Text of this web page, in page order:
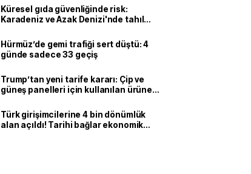
Küresel gıda güvenliğinde risk:
Karadeniz ve Azak Denizi'nde tahıl
Hürmüz’de gemi trafiği sert düştü: 4
günde sadece 33 geçiş
Trump’tan yeni tarife kararı: Çip ve
güneş panelleri için kullanılan ürüne
Türk girişimcilerine 4 bin dönümlük
alan açıldı! Tarihi bağlar ekonomik